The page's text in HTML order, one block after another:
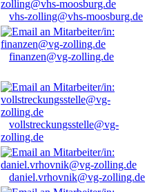
vhs-zolling@vhs-moosburg.de
finanzen@vg-zolling.de
vollstreckungsstelle@vg-
zolling.de
daniel.vrhovnik@vg-zolling.de